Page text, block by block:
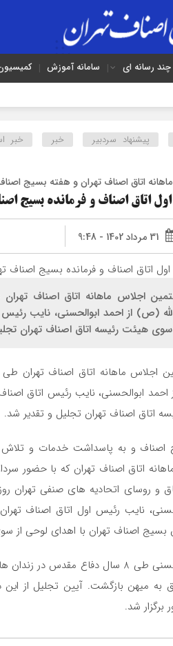
چند رسانه ای سامانه آموزش
پیشنهاد سردبیر خبر خبر
اتاق اصناف تهران و هفته بسیج
اتاق اصناف و فرمانده بسیج
31 مرداد 1402 - 9:48
اجلاس ماهانه اتاق اصناف
(ص) از احمد ابوالحسنی، نایب رئیس
هیئت رئیسه اتاق اصناف تهران
اجلاس ماهانه اتاق اصناف تهران
ابوالحسنی، نایب رئیس اتاق
اتاق اصناف تهران تجلیل و تقدیر شد.
اصناف و به پاسداشت خدمات و
اتاق اصناف تهران که با حضور
نایب رئیس اول اتاق اصناف
بسیج اصناف تهران با اهدای لوحی
به میهن بازگشت. آیین تجلیل از
برگزار شد.